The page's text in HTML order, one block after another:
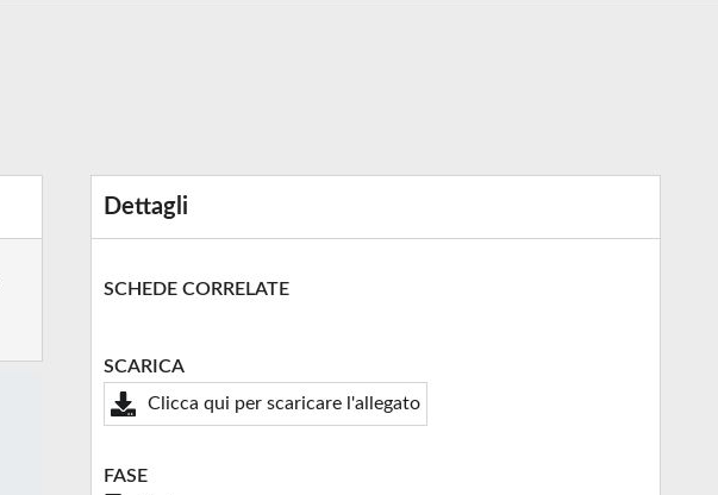
Dettagli
SCHEDE CORRELATE
SCARICA
Clicca qui per scaricare l'allegato
FASE